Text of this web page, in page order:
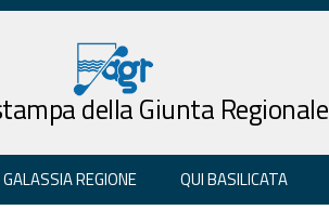
della Giunta Regionale
GALASSIA REGIONE QUI BASILICATA